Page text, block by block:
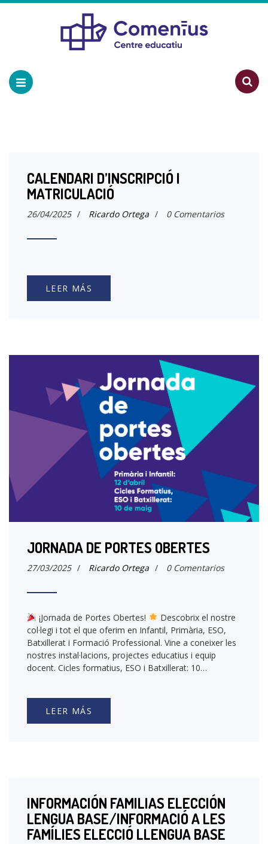
CALENDARI D’INSCRIPCIÓ I
MATRICULACIÓ
26/04/2025 / Ricardo Ortega / 0 Comentarios
LEER MÁS
JORNADA DE PORTES OBERTES
27/03/2025 / Ricardo Ortega / 0 Comentarios
¡Jornada de Portes Obertes!
Descobrix el nostre
col·legi i tot el que oferim en Infantil, Primària, ESO,
Batxillerat i Formació Professional. Vine a coneixer les
nostres instal·lacions, projectes educatius i equip
docent. Cicles formatius, ESO i Batxillerat: 10…
LEER MÁS
INFORMACIÓN FAMILIAS ELECCIÓN
LENGUA BASE/INFORMACIÓ A LES
FAMÍLIES ELECCIÓ LLENGUA BASE